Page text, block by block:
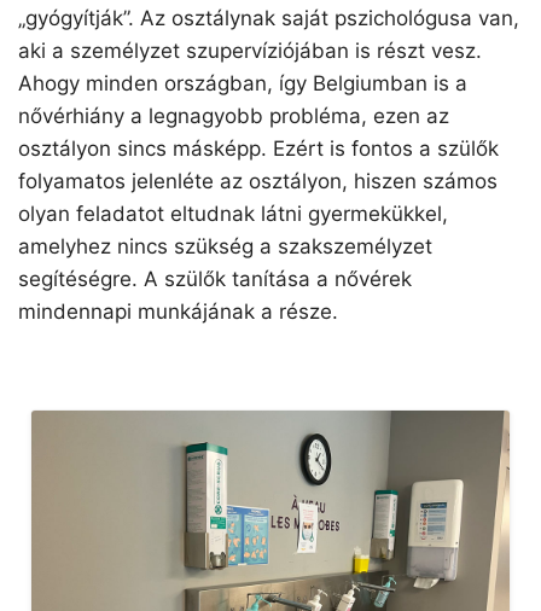
„gyógyítják”. Az osztálynak saját pszichológusa van,
aki a személyzet szupervíziójában is részt vesz.
Ahogy minden országban, így Belgiumban is a
nővérhiány a legnagyobb probléma, ezen az
osztályon sincs másképp. Ezért is fontos a szülők
folyamatos jelenléte az osztályon, hiszen számos
olyan feladatot eltudnak látni gyermekükkel,
amelyhez nincs szükség a szakszemélyzet
segítéségre. A szülők tanítása a nővérek
mindennapi munkájának a része.